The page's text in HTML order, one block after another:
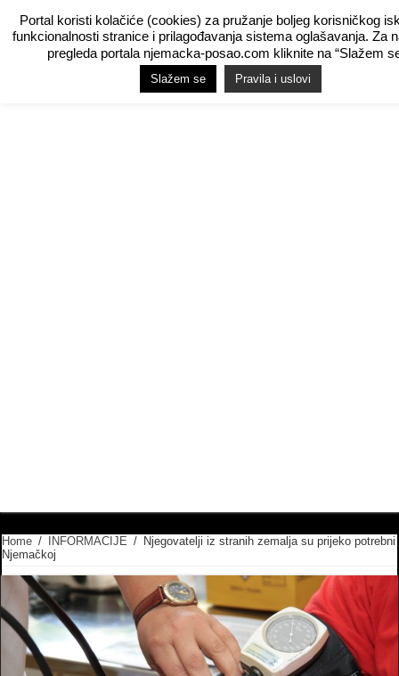
Home / INFORMACIJE / Njegovatelji iz stranih zemalja su prijeko potrebni
Njemačkoj
Portal koristi kolačiće (cookies) za pružanje boljeg korisničkog
funkcionalnosti stranice i prilagođavanja sistema oglašavanja. Za
pregleda portala njemacka-posao.com kliknite na “Slažem
Slažem se Pravila i uslovi